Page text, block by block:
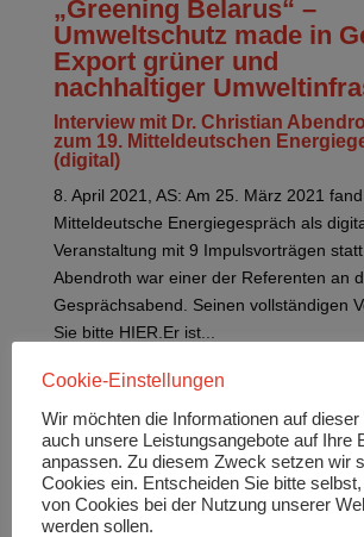
„Greening Belarus“ –
Umweltschutz made in
Export grüner und
nachhaltiger
Interview mit Dr. Christian
zum 19. Mitteldeutschen
(digital)
8. April 2021, AS: Am 25. März 2021
Mitteldeutsche Energiegespräch als
Veranstaltung mit 9 Impulsvorträgen
Abendroth war einer der Referenten an
Gesprächsabend. Seinen vollständigen
Sie bitte HIER.Er ist...
Neueste Beiträge
Hier die Einschätzung von Karsten
Cookie-Einstellungen
Wir möchten die Informationen auf
auch unsere Leistungsangebote auf Ihre
anpassen. Zu diesem Zweck setzen wir
Cookies ein. Entscheiden Sie bitte
von Cookies bei der Nutzung unserer
werden sollen.